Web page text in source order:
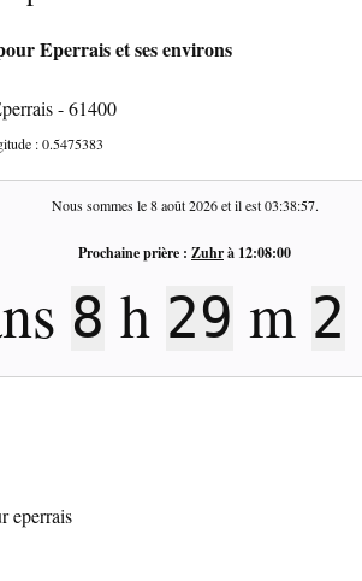
Eperrais et ses environs
- 61400
:0.5475383
Nous sommes le8 août 2026et il est03:38:58.
Prochaine prière : Zuhrà 12:08:00
8 h 29 m 1
eperrais